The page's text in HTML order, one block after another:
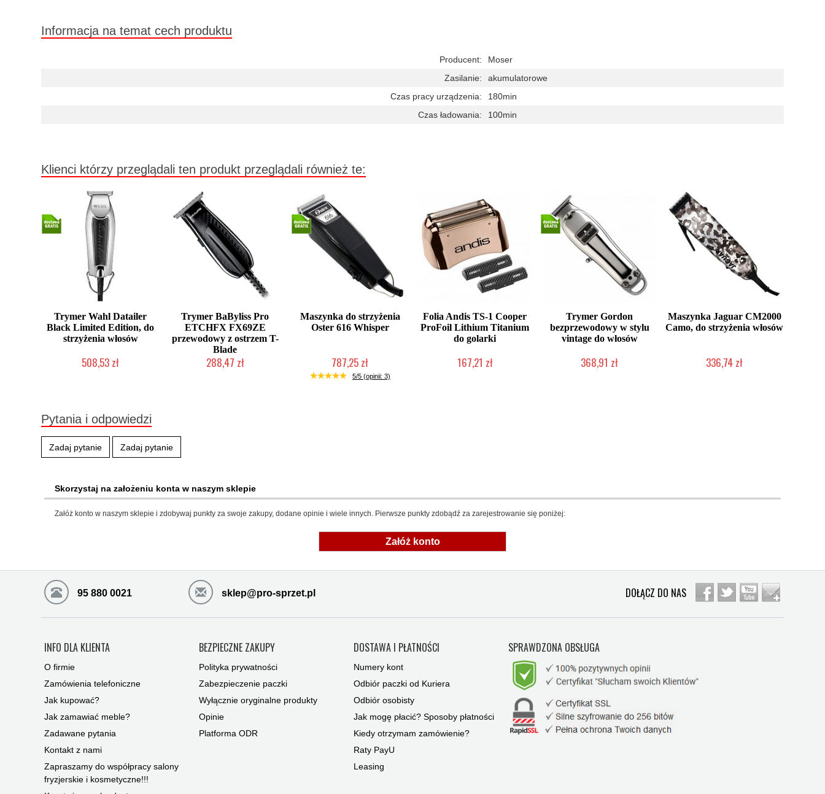
Informacja na temat cech produktu
Producent:
Moser
Zasilanie:
akumulatorowe
Czas pracy urządzenia:
180min
Czas ładowania:
100min
Klienci którzy przeglądali ten produkt przeglądali również te:
Trymer Wahl Datailer
Black Limited Edition, do
strzyżenia włosów
508,53 zł
Trymer BaByliss Pro
ETCHFX FX69ZE
przewodowy z ostrzem T-
Blade
288,47 zł
Maszynka do strzyżenia
Oster 616 Whisper
787,25 zł
Produkt wycofany
5/5 (opinii: 3)
Folia Andis TS-1 Cooper
ProFoil Lithium Titanium
do golarki
167,21 zł
Trymer Gordon
bezprzewodowy w stylu
vintage do włosów
368,91 zł
Maszynka Jaguar CM2000
Camo, do strzyżenia włosów
336,74 zł
Pytania i odpowiedzi
Zadaj pytanie Zadaj pytanie
Skorzystaj na założeniu konta w naszym sklepie
Załóż konto w naszym sklepie i zdobywaj punkty za swoje zakupy, dodane opinie i wiele innych. Pierwsze punkty zdobądź za zarejestrowanie się poniżej:
Załóż konto
95 880 0021 sklep@pro-sprzet.pl DOŁĄCZ DO NAS
INFO DLA KLIENTA
O firmie
Zamówienia telefoniczne
Jak kupować?
Jak zamawiać meble?
Zadawane pytania
Kontakt z nami
Zapraszamy do współpracy salony
fryzjerskie i kosmetyczne!!!
BEZPIECZNE ZAKUPY
Polityka prywatności
Zabezpieczenie paczki
Wyłącznie oryginalne produkty
Opinie
Platforma ODR
DOSTAWA I PŁATNOŚCI
Numery kont
Odbiór paczki od Kuriera
Odbiór osobisty
Jak mogę płacić? Sposoby płatności
Kiedy otrzymam zamówienie?
Raty PayU
Leasing
SPRAWDZONA OBSŁUGA